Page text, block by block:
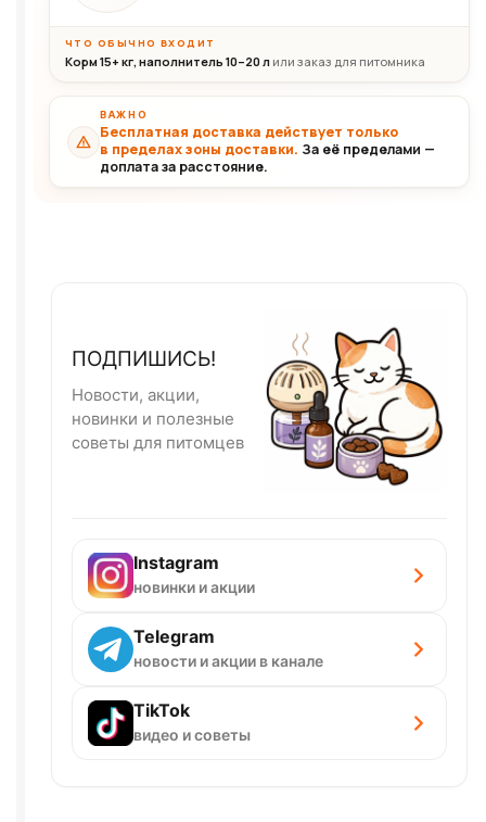
ЧТО ОБЫЧНО ВХОДИТ
Корм 15+ кг, наполнитель 10–20 л или заказ для питомника
ВАЖНО
Бесплатная доставка действует только
в пределах зоны доставки. За её пределами —
доплата за расстояние.
ПОДПИШИСЬ!
Новости, акции,
новинки и полезные
советы для питомцев
Instagram
новинки и акции
Telegram
новости и акции в канале
TikTok
видео и советы